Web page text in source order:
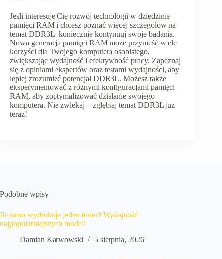
Jeśli interesuje Cię rozwój technologii w dziedzinie
pamięci RAM i chcesz poznać więcej szczegółów na
temat DDR3L, koniecznie kontynuuj swoje badania.
Nowa generacja pamięci RAM może przynieść wiele
korzyści dla Twojego komputera osobistego,
zwiększając wydajność i efektywność pracy. Zapoznaj
się z opiniami ekspertów oraz testami wydajności, aby
lepiej zrozumieć potencjał DDR3L. Możesz także
eksperymentować z różnymi konfiguracjami pamięci
RAM, aby zoptymalizować działanie swojego
komputera. Nie zwlekaj – zgłębiaj temat DDR3L już
teraz!
Podobne wpisy
Ile stron wydrukuje jeden toner? Wydajność
najpopularniejszych modeli
Damian Karwowski
5 sierpnia, 2026